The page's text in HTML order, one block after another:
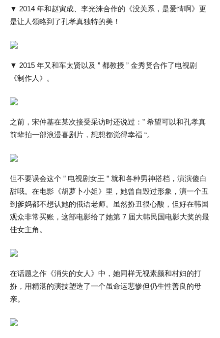
▼ 2014 年和赵寅成、李光洙合作的《没关系，是爱情啊》更
是让人领略到了孔孝真独特的美！
▼ 2015 年又和车太贤以及 ” 都教授 ” 金秀贤合作了电视剧
《制作人》。
之前，宋仲基在某次接受采访时还说过：” 希望可以和孔孝真
前辈拍一部浪漫喜剧片，想想都觉得幸福 “。
但不要误会这个 ” 电视剧女王 ” 就和各种男神搭档，演演傻白
甜哦。在电影《胡萝卜小姐》里，她曾自毁过形象，演一个丑
到爹妈都不想认她的俄语老师。虽然扮丑很心酸，但好在韩国
观众非常买账，这部电影给了她第 7 届大韩民国电影大奖的最
佳女主角。
在话题之作《消失的女人》中，她同样无视素颜和村妇的打
扮，用精湛的演技塑造了一个虽命运悲惨但仍生性善良的母
亲。